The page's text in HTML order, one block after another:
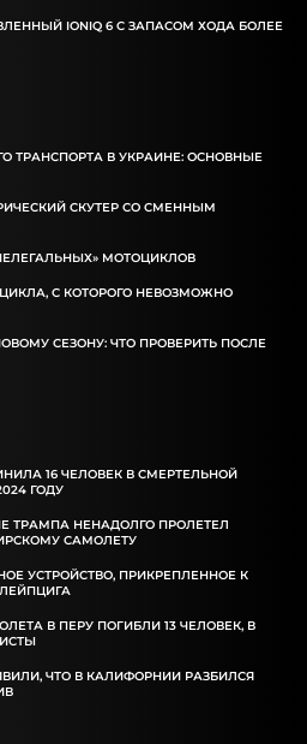
IONIQ 6 С ЗАПАСОМ ХОДА БОЛЕЕ
ТРАНСПОРТА В УКРАИНЕ: ОСНОВНЫЕ
СКУТЕР СО СМЕННЫМ
МОТОЦИКЛОВ
С КОТОРОГО НЕВОЗМОЖНО
СЕЗОНУ: ЧТО ПРОВЕРИТЬ ПОСЛЕ
16 ЧЕЛОВЕК В СМЕРТЕЛЬНОЙ
ГОДУ
ТРАМПА НЕНАДОЛГО ПРОЛЕТЕЛ
САМОЛЕТУ
УСТРОЙСТВО, ПРИКРЕПЛЕННОЕ К
В ПЕРУ ПОГИБЛИ 13 ЧЕЛОВЕК, В
ЧТО В КАЛИФОРНИИ РАЗБИЛСЯ